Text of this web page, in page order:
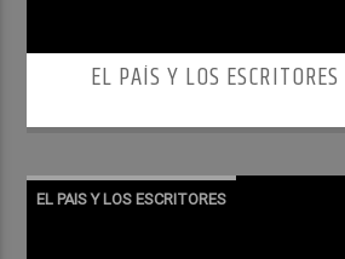
EL PAÍS Y LOS
EL PAIS Y LOS ESCRITORES